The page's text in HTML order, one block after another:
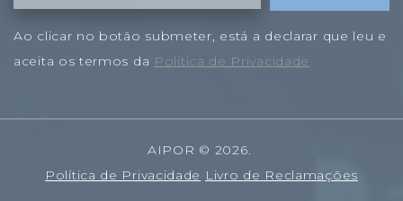
Ao clicar no botão submeter, está a declarar que leu e
aceita os termos da Política de Privacidade
AIPOR © 2026.
Política de Privacidade Livro de Reclamações